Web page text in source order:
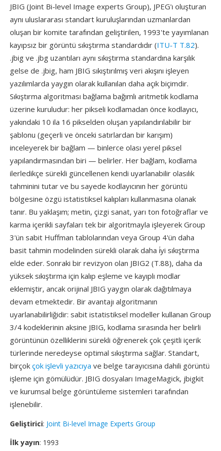
JBIG (Joint Bi-level Image experts Group), JPEG'ı oluşturan
aynı uluslararası standart kuruluşlarından uzmanlardan
oluşan bir komite tarafından geliştirilen, 1993'te yayımlanan
kayıpsız bir görüntü sıkıştırma standardıdır (ITU-T T.82).
.jbig ve .jbg uzantıları aynı sıkıştırma standardına karşılık
gelse de .jbig, ham JBIG sıkıştırılmış veri akışını işleyen
yazılımlarda yaygın olarak kullanılan daha açık biçimdir.
Sıkıştırma algoritması bağlama bağımlı aritmetik kodlama
üzerine kuruludur: her pikseli kodlamadan önce kodlayıcı,
yakındaki 10 ila 16 pikselden oluşan yapılandırılabilir bir
şablonu (geçerli ve önceki satırlardan bir karışım)
inceleyerek bir bağlam — binlerce olası yerel piksel
yapılandırmasından biri — belirler. Her bağlam, kodlama
ilerledikçe sürekli güncellenen kendi uyarlanabilir olasılık
tahminini tutar ve bu sayede kodlayıcının her görüntü
bölgesine özgü istatistiksel kalıpları kullanmasına olanak
tanır. Bu yaklaşım; metin, çizgi sanat, yarı ton fotoğraflar ve
karma içerikli sayfaları tek bir algoritmayla işleyerek Group
3'ün sabit Huffman tablolarından veya Group 4'ün daha
basit tahmin modelinden sürekli olarak daha i̇yi sıkıştırma
elde eder. Sonraki bir revizyon olan JBIG2 (T.88), daha da
yüksek sıkıştırma için kalıp eşleme ve kayıplı modlar
eklemiştir, ancak orijinal JBIG yaygın olarak dağıtılmaya
devam etmektedir. Bir avantajı algoritmanın
uyarlanabilirliğidir: sabit istatistiksel modeller kullanan Group
3/4 kodeklerinin aksine JBIG, kodlama sırasında her belirli
görüntünün özelliklerini sürekli öğrenerek çok çeşitli içerik
türlerinde neredeyse optimal sıkıştırma sağlar. Standart,
birçok çok işlevli yazıcıya ve belge tarayıcısına dahili görüntü
işleme için gömülüdür. JBIG dosyaları ImageMagick, jbigkit
ve kurumsal belge görüntüleme sistemleri tarafından
işlenebilir.
Geliştirici: Joint Bi-level Image Experts Group
İlk yayın: 1993